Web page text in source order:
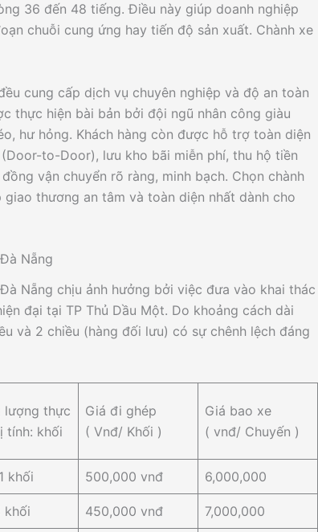
36 đến 48 tiếng. Điều này giúp doanh nghiệp
chuỗi cung ứng hay tiến độ sản xuất. Chành xe
cung cấp dịch vụ chuyên nghiệp và độ an toàn
thực hiện bài bản bởi đội ngũ nhân công giàu
hư hỏng. Khách hàng còn được hỗ trợ toàn diện
to-Door), lưu kho bãi miễn phí, thu hộ tiền
vận chuyển rõ ràng, minh bạch. Chọn chành
thương an tâm và toàn diện nhất dành cho
Nẵng
Nẵng chịu ảnh hưởng bởi việc đưa vào khai thác
đại tại TP Thủ Dầu Một. Do khoảng cách dài
và 2 chiều (hàng đối lưu) có sự chênh lệch đáng
lượng thực
tính: khối
Giá đi ghép
( Vnđ/ Khối )
Giá bao xe
( vnđ/ Chuyến )
khối 500,000 vnđ 6,000,000
khối 450,000 vnđ 7,000,000